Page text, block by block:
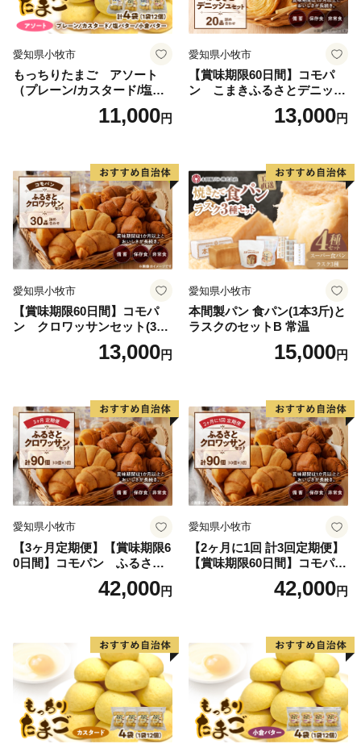
愛知県小牧市
もっちりたまご アソート
（プレーン/カスタード/塩バ
ター/小倉バター）11,000円
愛知県小牧市
【賞味期限60日間】コモパ
ン こまきふるさとデニッシ
ュセット（20個入り）／災害
用備蓄 保存食 非常食 防災グ
13,000円
愛知県小牧市
【賞味期限60日間】コモパ
ン クロワッサンセット(30
個入り)／災害用備蓄 保存食
非常食 防災グッズにも
13,000円
愛知県小牧市
本間製パン 食パン(1本3斤)と
ラスクのセットB 常温
15,000円
愛知県小牧市
【3ヶ月定期便】【賞味期限6
0日間】コモパン ふるさと
クロワッサンセット（計90
個）／災害用備蓄 保存食 非
42,000円
愛知県小牧市
【2ヶ月に1回 計3回定期便】
【賞味期限60日間】コモパ
ン ふるさとクロワッサンセ
ット（計90個）／災害用備蓄
42,000円